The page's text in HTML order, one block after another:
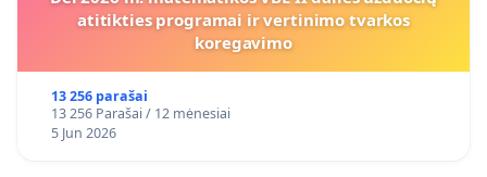
atitikties programai ir vertinimo tvarkos
koregavimo
13 256 parašai
13 256 Parašai / 12 mėnesiai
5 Jun 2026